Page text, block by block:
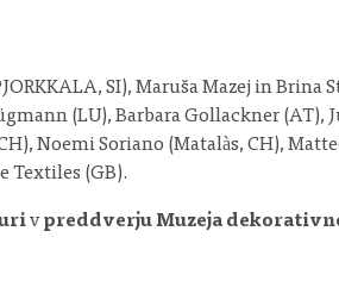
SI), Maruša Mazej in Brina
(LU), Barbara Gollackner
Noemi Soriano (Matalàs, CH),
Textiles (GB).
uriv preddverju Muzeja